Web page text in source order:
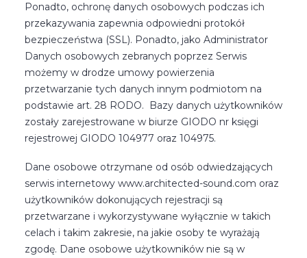
Ponadto, ochronę danych osobowych podczas ich
przekazywania zapewnia odpowiedni protokół
bezpieczeństwa (SSL). Ponadto, jako Administrator
Danych osobowych zebranych poprzez Serwis
możemy w drodze umowy powierzenia
przetwarzanie tych danych innym podmiotom na
podstawie art. 28 RODO. Bazy danych użytkowników
zostały zarejestrowane w biurze GIODO nr księgi
rejestrowej GIODO 104977 oraz 104975.
Dane osobowe otrzymane od osób odwiedzających
serwis internetowy www.architected-sound.com oraz
użytkowników dokonujących rejestracji są
przetwarzane i wykorzystywane wyłącznie w takich
celach i takim zakresie, na jakie osoby te wyrażają
zgodę. Dane osobowe użytkowników nie są w